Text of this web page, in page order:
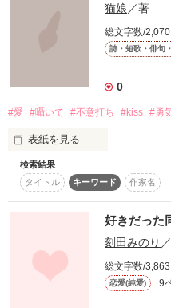
全て
長編
コンテスト
超短編！フェチから始まる
スターツ出版小説投稿サイ
賞」ベリーズカフェ会場
動画あ
何も、見えなくなるほどに
キスもそれ以上も未経験なOL
宇浦 美和(ううら みわ)・25歳
社内一モテる最低男
氷室 昴(ひむろ すばる)・27歳
猫娘 ／著
総文字数/2,070
詩・短歌・俳句
0
#愛 #囁いて #不意打ち #kiss #勇
表紙を見る
だって、君が好きだから
検索結果
タイトル
キーワード 作家名
好きだった
刻田みのり
総文字数/3,863
恋愛(純愛) 9